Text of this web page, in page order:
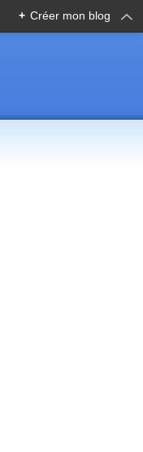
+ Créer mon blog